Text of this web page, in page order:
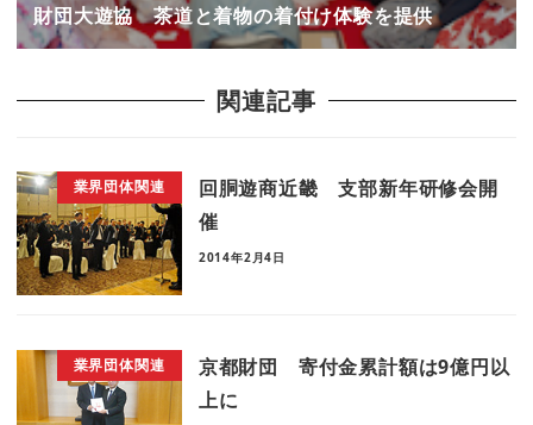
財団大遊協 茶道と着物の着付け体験を提供
関連記事
業界団体関連
回胴遊商近畿 支部新年研修会開
催
2014年2月4日
業界団体関連
京都財団 寄付金累計額は9億円以
上に